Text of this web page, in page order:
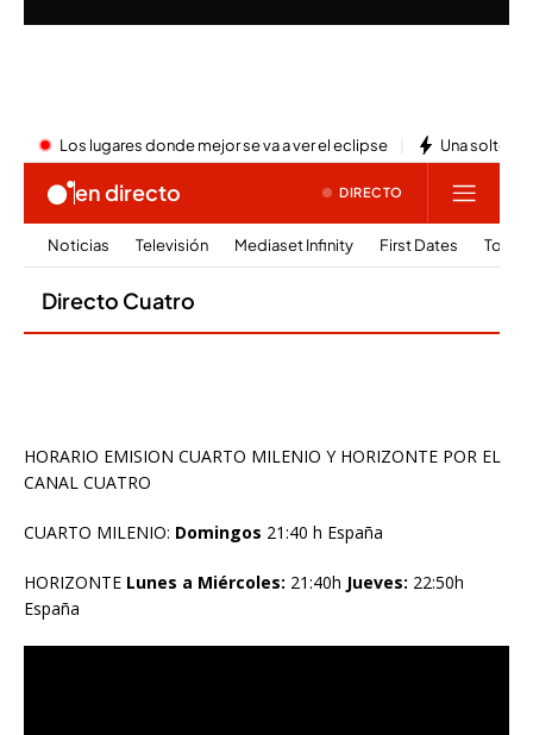
HORARIO EMISION CUARTO MILENIO Y HORIZONTE POR EL
CANAL CUATRO
CUARTO MILENIO: Domingos 21:40 h España
HORIZONTE Lunes a Miércoles: 21:40h Jueves: 22:50h
España